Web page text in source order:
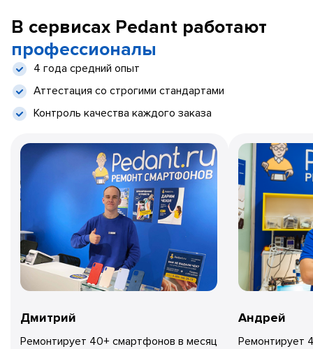
В сервисах Pedant работают
профессионалы
4 года средний опыт
Аттестация со строгими стандартами
Контроль качества каждого заказа
Дмитрий
Ремонтирует 40+ смартфонов в месяц
Андрей
Ремонтирует